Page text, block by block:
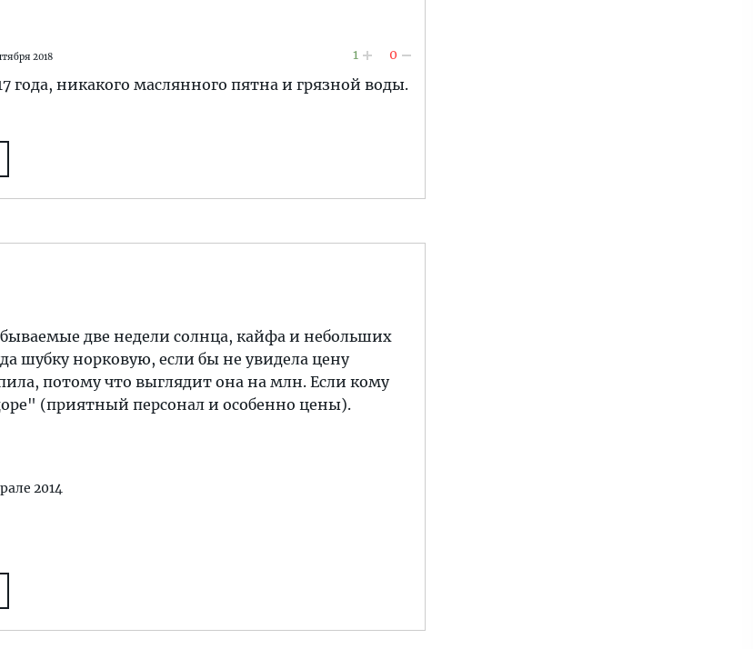
2018 1 0
года, никакого маслянного пятна и грязной воды.
две недели солнца, кайфа и небольших
шубку норковую, если бы не увидела цену
потому что выглядит она на млн. Если кому
(приятный персонал и особенно цены).
2014